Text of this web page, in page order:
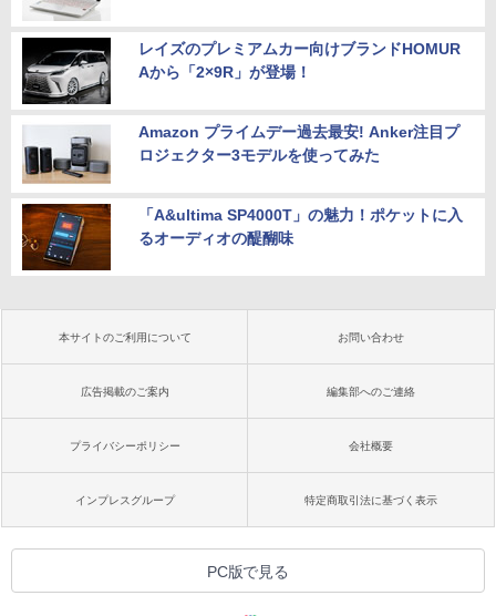
レイズのプレミアムカー向けブランドHOMUR
Aから「2×9R」が登場！
Amazon プライムデー過去最安! Anker注目プ
ロジェクター3モデルを使ってみた
「A&ultima SP4000T」の魅力！ポケットに入
るオーディオの醍醐味
本サイトのご利用について お問い合わせ
広告掲載のご案内 編集部へのご連絡
プライバシーポリシー 会社概要
インプレスグループ 特定商取引法に基づく表示
PC版で見る